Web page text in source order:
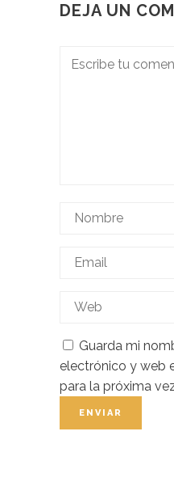
DEJA UN
Guarda mi
electrónico y web
para la próxima